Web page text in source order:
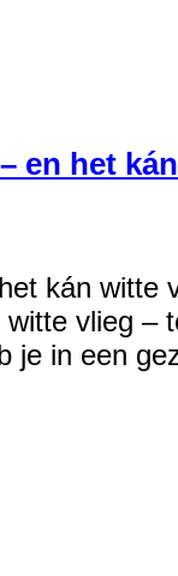
en het kán
kán
vlieg
je in een